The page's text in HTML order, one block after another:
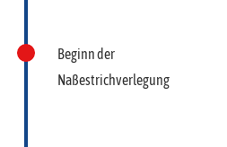
Beginn der
Naßestrichverlegung